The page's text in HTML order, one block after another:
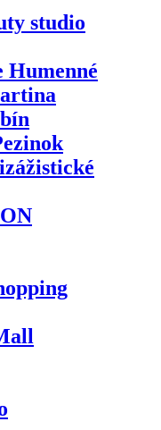
studio
Humenné